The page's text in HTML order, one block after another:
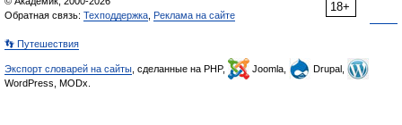
18+
Обратная связь: Техподдержка Реклама на сайте
👣 Путешествия
Экспорт словарей на сайты , сделанные на PHP, Joomla,
Drupal,
WordPress, MODx.